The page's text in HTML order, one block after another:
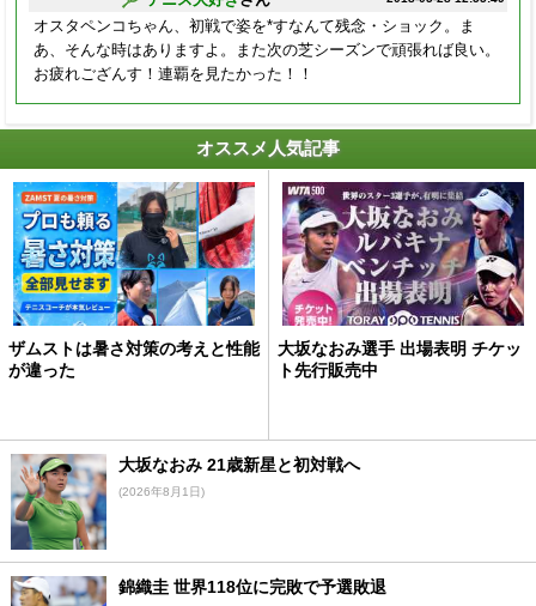
オスタペンコちゃん、初戦で姿を*すなんて残念・ショック。ま
あ、そんな時はありますよ。また次の芝シーズンで頑張れば良い。
お疲れござんす！連覇を見たかった！！
オススメ人気記事
ザムストは暑さ対策の考えと性能
が違った
大坂なおみ選手 出場表明 チケッ
ト先行販売中
大坂なおみ 21歳新星と初対戦へ
(2026年8月1日)
錦織圭 世界118位に完敗で予選敗退